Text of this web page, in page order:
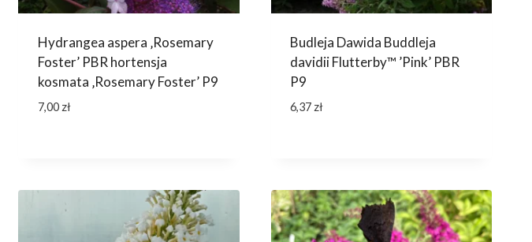
Hydrangea aspera ‚Rosemary
Foster’ PBR hortensja
kosmata ‚Rosemary Foster’ P9
7,00 zł
Budleja Dawida Buddleja
davidii Flutterby™ ’Pink’ PBR
P9
6,37 zł